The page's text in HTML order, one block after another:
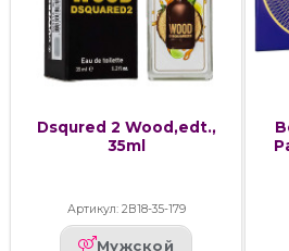
Dsqured 2 Wood,edt.,
35ml
Артикул: 2В18-35-179
Мужской